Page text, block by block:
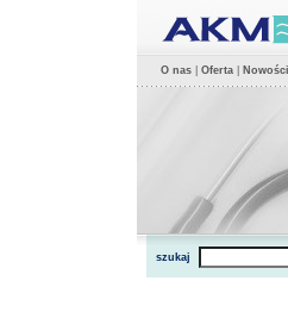
O nas Oferta Nowości
szukaj